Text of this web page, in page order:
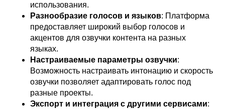
использования.
Разнообразие голосов и языков: Платформа
предоставляет широкий выбор голосов и
акцентов для озвучки контента на разных
языках.
Настраиваемые параметры озвучки:
Возможность настраивать интонацию и скорость
озвучки позволяет адаптировать голос под
разные проекты.
Экспорт и интеграция с другими сервисами: